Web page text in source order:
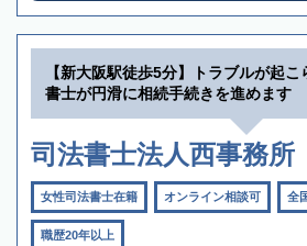
【新大阪駅徒歩5分】トラブルが起
書士が円滑に相続手続きを進めます
司法書士法人西事務所
女性司法書士在籍 オンライン相談可 全
職歴20年以上